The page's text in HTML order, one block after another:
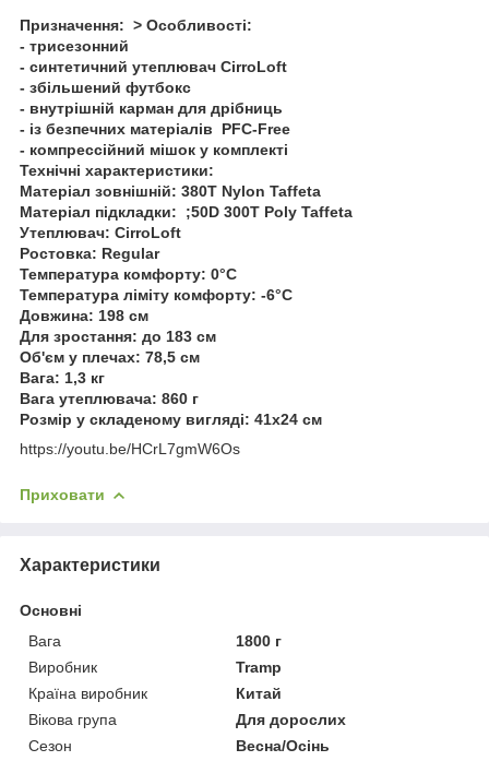
Призначення: > Особливості:
- трисезонний
- синтетичний утеплювач CirroLoft
- збільшений футбокс
- внутрішній карман для дрібниць
- із безпечних матеріалів PFC-Free
- компрессійний мішок у комплекті
Технічні характеристики:
Матеріал зовнішній: 380T Nylon Taffeta
Матеріал підкладки: ;50D 300T Poly Taffeta
Утеплювач: CirroLoft
Ростовка: Regular
Температура комфорту: 0°C
Температура ліміту комфорту: -6°C
Довжина: 198 см
Для зростання: до 183 см
Об'єм у плечах: 78,5 см
Вага: 1,3 кг
Вага утеплювача: 860 г
Розмір у складеному вигляді: 41х24 см
https://youtu.be/HCrL7gmW6Os
Приховати
Характеристики
Основні
Вага
1800 г
Виробник
Tramp
Країна виробник
Китай
Вікова група
Для дорослих
Сезон
Весна/Осінь